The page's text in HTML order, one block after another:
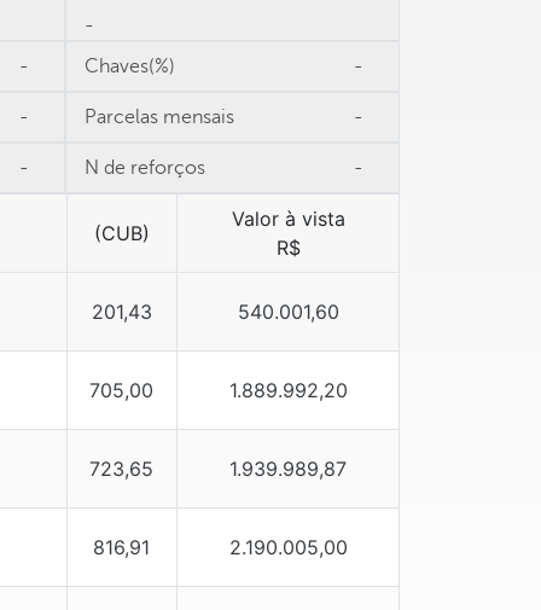
-
- Chaves(%) -
- Parcelas mensais -
- N de reforços -
(CUB)
Valor à vista
R$
201,43 540.001,60
705,00 1.889.992,20
723,65 1.939.989,87
816,91 2.190.005,00